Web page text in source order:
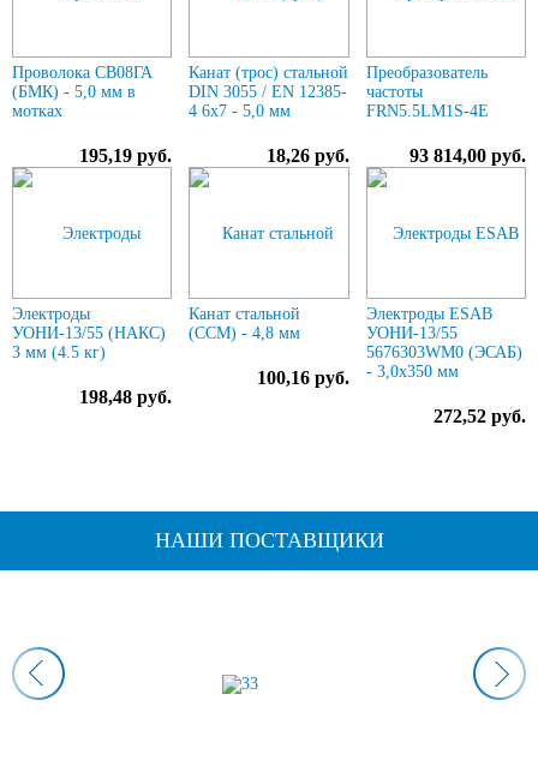
Проволока СВ08ГА
(БМК) - 5,0 мм в
мотках
195,19 руб.
Канат (трос) стальной
DIN 3055 / EN 12385-
4 6x7 - 5,0 мм
18,26 руб.
Преобразователь
частоты
FRN5.5LM1S-4E
93 814,00 руб.
Электроды
УОНИ-13/55 (НАКС)
3 мм (4.5 кг)
198,48 руб.
Канат стальной
(ССМ) - 4,8 мм
100,16 руб.
Электроды ESAB
УОНИ-13/55
5676303WM0 (ЭСАБ)
- 3,0х350 мм
272,52 руб.
НАШИ ПОСТАВЩИКИ